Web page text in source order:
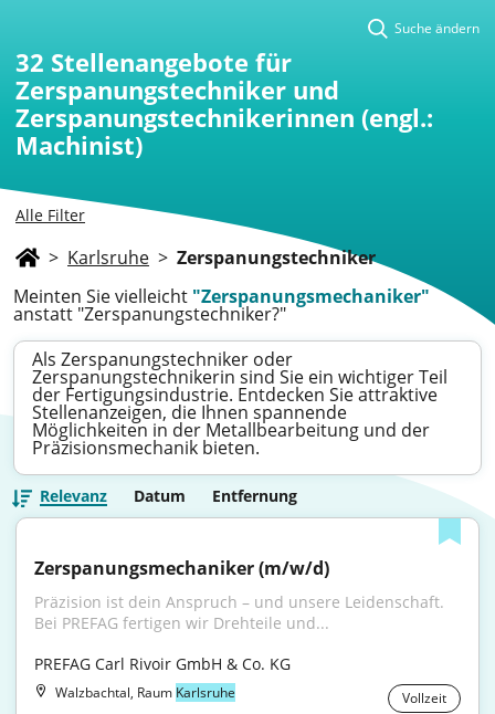
Alle Filter
Suche ändern
32 Stellenangebote für
Zerspanungstechniker und
Zerspanungstechnikerinnen (engl.:
Machinist)
> Karlsruhe > Zerspanungstechniker
Meinten Sie vielleicht "Zerspanungsmechaniker"
anstatt "Zerspanungstechniker?"
Als Zerspanungstechniker oder
Zerspanungstechnikerin sind Sie ein wichtiger Teil
der Fertigungsindustrie. Entdecken Sie attraktive
Stellenanzeigen, die Ihnen spannende
Möglichkeiten in der Metallbearbeitung und der
Präzisionsmechanik bieten.
Relevanz Datum Entfernung
Zerspanungsmechaniker (m/w/d)
Präzision ist dein Anspruch – und unsere Leidenschaft.
Bei PREFAG fertigen wir Drehteile und...
PREFAG Carl Rivoir GmbH & Co. KG
Walzbachtal, Raum Karlsruhe Vollzeit